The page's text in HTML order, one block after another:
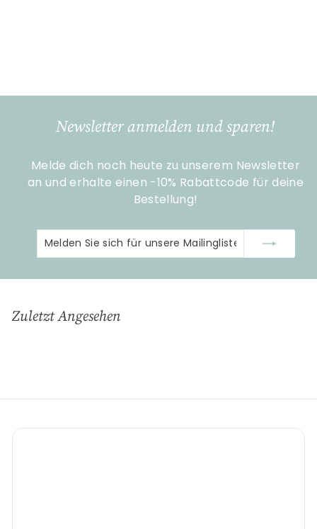
,
Newsletter anmelden und sparen!
Melde dich noch heute zu unserem Newsletter
an und erhalte einen -10% Rabattcode für deine
Bestellung!
Melden
Sie
für
Abonnieren
Zuletzt Angesehen